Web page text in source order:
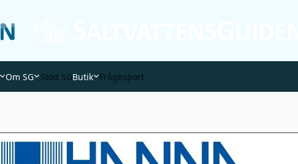
Om SG Stöd SGButik Frågesport